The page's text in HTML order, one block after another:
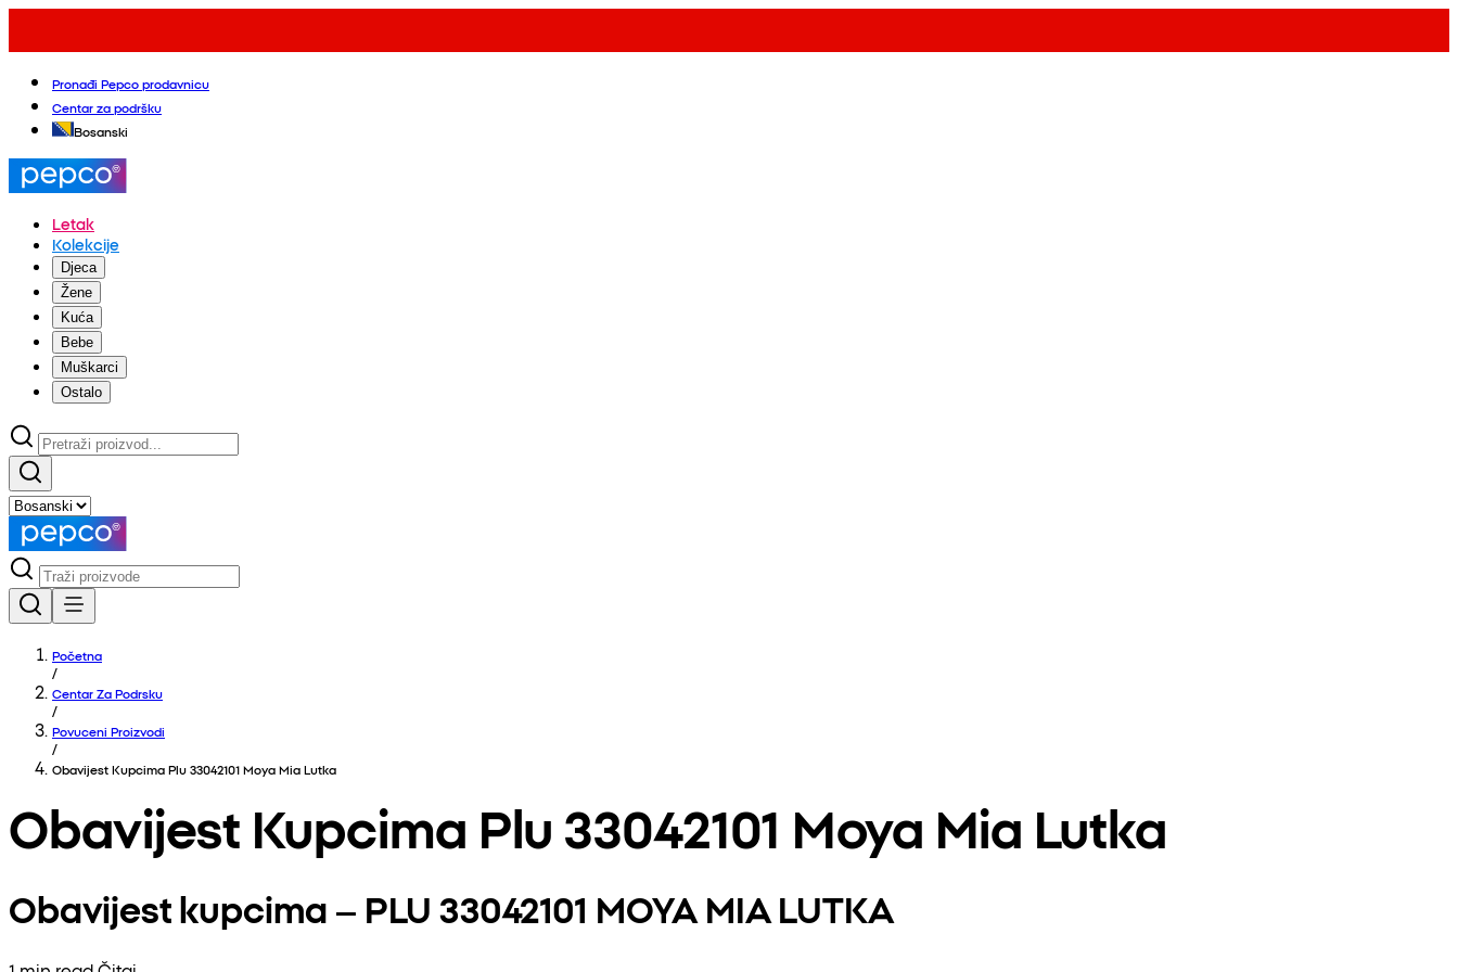
Pronađi Pepco prodavnicu
Centar za podršku
Bosanski
Letak
Kolekcije
Djeca
Žene
Kuća
Bebe
Muškarci
Ostalo
Početna
/
Centar Za Podrsku
/
Povuceni Proizvodi
/
Obavijest Kupcima Plu 33042101 Moya Mia Lutka
Obavijest Kupcima Plu 33042101 Moya Mia Lutka
Obavijest kupcima – PLU 33042101 MOYA MIA LUTKA